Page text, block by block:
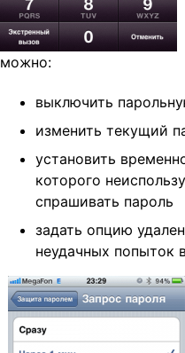
можно:
выключить
изменить текущий
установить
которого
спрашивать пароль
задать опцию
неудачных попыток